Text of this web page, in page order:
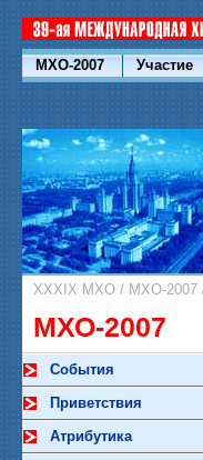
МХО-2007 Участие
XXXIX МХО/ МХО-2007
МХО-2007
События
Приветствия
Атрибутика